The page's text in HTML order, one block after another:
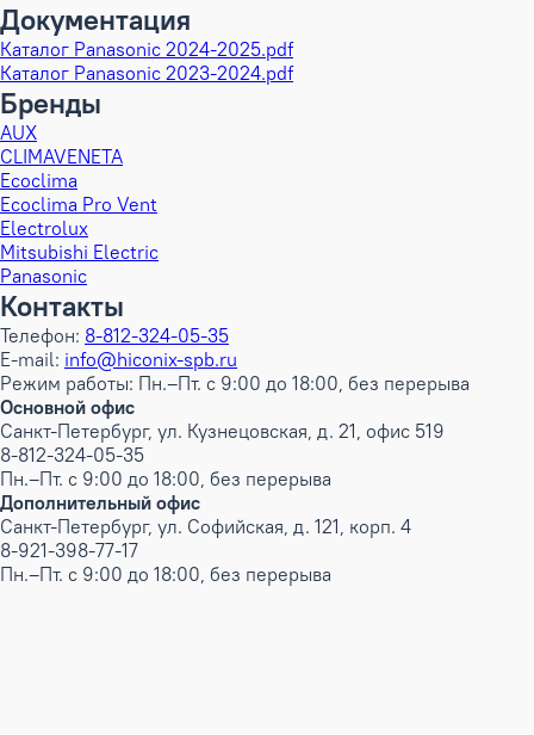
Документация
Каталог Panasonic 2024-2025.pdf
Каталог Panasonic 2023-2024.pdf
Бренды
AUX
CLIMAVENETA
Ecoclima
Ecoclima Pro Vent
Electrolux
Mitsubishi Electric
Panasonic
Контакты
Телефон: 8-812-324-05-35
E-mail: info@hiconix-spb.ru
Режим работы: Пн.–Пт. с 9:00 до 18:00, без перерыва
Основной офис
Санкт-Петербург, ул. Кузнецовская, д. 21, офис 519
8-812-324-05-35
Пн.–Пт. с 9:00 до 18:00, без перерыва
Дополнительный офис
Санкт-Петербург, ул. Софийская, д. 121, корп. 4
8-921-398-77-17
Пн.–Пт. с 9:00 до 18:00, без перерыва